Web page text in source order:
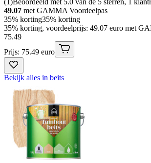
(1)Beoordeeld met 5.0 van de 5 sterren, 1
49.07 met GAMMA Voordeelpas
35% korting35% korting
35% korting, voordeelprijs: 49.07 euro met
75.49
Prijs: 75.49 euro
Bekijk alles in beits